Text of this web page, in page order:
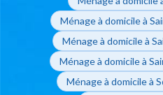
Ménage à domicile à
Ménage à domicile à
Ménage à domicile à
Ménage à domicile à